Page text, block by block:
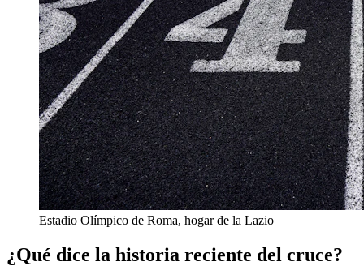
Estadio Olímpico de Roma, hogar de la Lazio
¿Qué dice la historia reciente del cruce?